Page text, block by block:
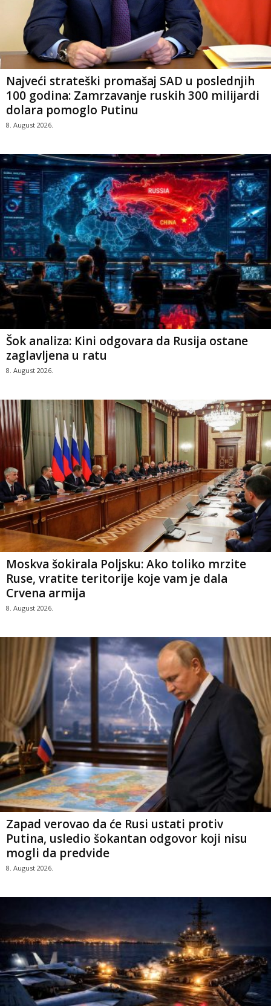
Najveći strateški promašaj SAD u poslednjih
100 godina: Zamrzavanje ruskih 300 milijardi
dolara pomoglo Putinu
8. August 2026.
Šok analiza: Kini odgovara da Rusija ostane
zaglavljena u ratu
8. August 2026.
Moskva šokirala Poljsku: Ako toliko mrzite
Ruse, vratite teritorije koje vam je dala
Crvena armija
8. August 2026.
Zapad verovao da će Rusi ustati protiv
Putina, usledio šokantan odgovor koji nisu
mogli da predvide
8. August 2026.